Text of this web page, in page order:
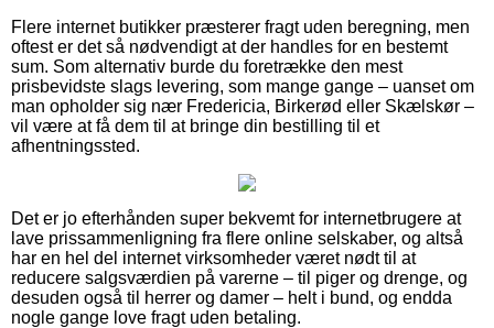
Flere internet butikker præsterer fragt uden beregning, men
oftest er det så nødvendigt at der handles for en bestemt
sum. Som alternativ burde du foretrække den mest
prisbevidste slags levering, som mange gange – uanset om
man opholder sig nær Fredericia, Birkerød eller Skælskør –
vil være at få dem til at bringe din bestilling til et
afhentningssted.
Det er jo efterhånden super bekvemt for internetbrugere at
lave prissammenligning fra flere online selskaber, og altså
har en hel del internet virksomheder været nødt til at
reducere salgsværdien på varerne – til piger og drenge, og
desuden også til herrer og damer – helt i bund, og endda
nogle gange love fragt uden betaling.